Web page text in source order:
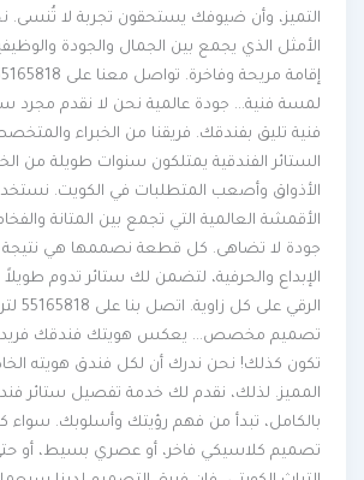
التميز، وأن ضيوفك يستحقون تجربة لا تُنسى.
الأمثل الذي يجمع بين الجمال والجودة
إقامة
لمسة فنية… جودة عالمية نحن لا نقدم مجرد
فنية تليق بفندقك. فريقنا من الخبراء
الستائر الفندقية يمتلكون سنوات طويلة من الخبرة
الأذواق وأصعب المتطلبات في الكويت. نستخدم
الأقمشة العالمية التي تجمع بين المتانة
جودة لا تضاهى. كل قطعة نصممها هي نتيجة
الإبداع والحرفية، لتضمن لك ستائر تدوم طويلاً
الرقي على كل زاوية.
تصميم مخصص… يعكس هويتك فندقك فريد،
تكون كذلك! نحن ندرك أن لكل فندق هويته
المميز. لذلك، نقدم لك خدمة تفصيل ستائر
بالكامل، تبدأ من فهم رؤيتك وأسلوبك. سواء
تصميم كلاسيكي فاخر، أو عصري بسيط، أو حتى